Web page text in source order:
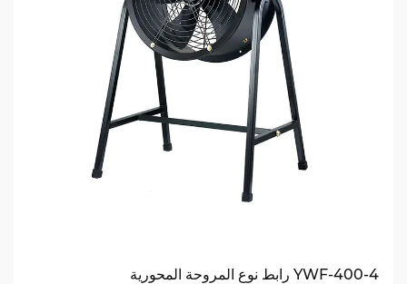
YWF-400-4 رابط نوع المروحة المحورية